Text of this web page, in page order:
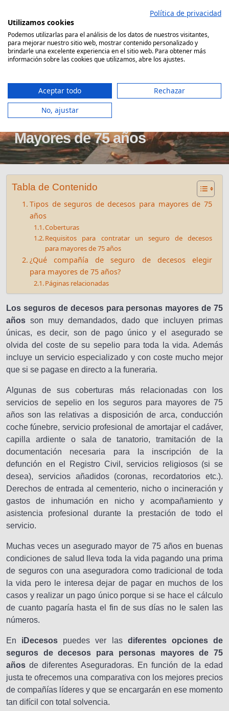
contenido
Comparador Seguro Decesos
Seguro de Decesos para
Mayores de 75 años
Tabla de Contenido
Tipos de seguros de decesos para mayores de 75
años
Coberturas
Requisitos para contratar un seguro de decesos
para mayores de 75 años
¿Qué compañía de seguro de decesos elegir
para mayores de 75 años?
Páginas relacionadas
Los seguros de decesos para personas mayores de 75
años son muy demandados, dado que incluyen primas
únicas, es decir, son de pago único y el asegurado se
olvida del coste de su sepelio para toda la vida. Además
incluye un servicio especializado y con coste mucho mejor
que si se pagase en directo a la funeraria.
Algunas de sus coberturas más relacionadas con los
servicios de sepelio en los seguros para mayores de 75
años son las relativas a disposición de arca, conducción
coche fúnebre, servicio profesional de amortajar el cadáver,
capilla ardiente o sala de tanatorio, tramitación de la
documentación necesaria para la inscripción de la
defunción en el Registro Civil, servicios religiosos (si se
desea), servicios añadidos (coronas, recordatorios etc.).
Derechos de entrada al cementerio, nicho o incineración y
gastos de inhumación en nicho y acompañamiento y
asistencia profesional durante la prestación de todo el
servicio.
Muchas veces un asegurado mayor de 75 años en buenas
condiciones de salud lleva toda la vida pagando una prima
de seguros con una aseguradora como tradicional de toda
la vida pero le interesa dejar de pagar en muchos de los
casos y realizar un pago único porque si se hace el cálculo
de cuanto pagaría hasta el fin de sus días no le salen las
números.
En iDecesos puedes ver lasdiferentes opciones de
seguros de decesos para personas mayores de 75
años de diferentes Aseguradoras. En función de la edad
justa te ofrecemos una comparativa con los mejores precios
de compañías líderes y que se encargarán en ese momento
tan difícil con total solvencia.
Política de privacidad
Utilizamos cookies
Podemos utilizarlas para el análisis de los datos de nuestros visitantes,
para mejorar nuestro sitio web, mostrar contenido personalizado y
brindarle una excelente experiencia en el sitio web. Para obtener más
información sobre las cookies que utilizamos, abre los ajustes.
Aceptar todo
Rechazar
No, ajustar